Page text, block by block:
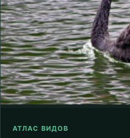
АТЛАС ВИДОВ